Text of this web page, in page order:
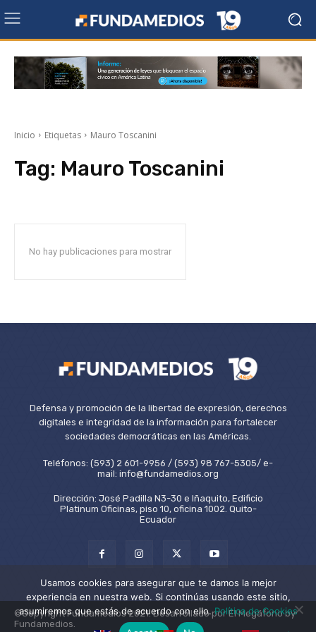
Inicio Etiquetas Mauro Toscanini
Tag: Mauro Toscanini
No hay publicaciones para mostrar
Defensa y promoción de la libertad de expresión, derechos
digitales e integridad de la información para fortalecer
sociedades democráticas en las Américas.
Teléfonos: (593) 2 601-9956 / (593) 98 767-5305/ e-
mail: info@fundamedios.org
Dirección: José Padilla N3-30 e Iñaquito, Edificio
Platinum Oficinas, piso 10, oficina 1002. Quito-
Ecuador
©Copyright Fundamedios 2021. Desarrollado por El Megáfono by
Fundamedios.
Usamos cookies para asegurar que te damos la mejor
experiencia en nuestra web. Si continúas usando este sitio,
asumiremos que estás de acuerdo con ello.Política de Cookies